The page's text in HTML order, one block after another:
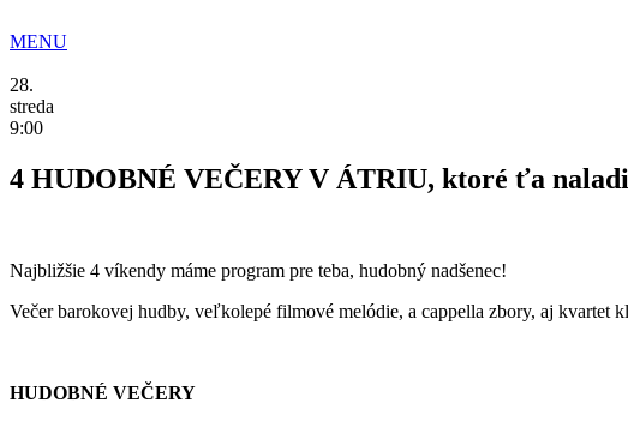
na
MENU
28.
streda
9:00
4 HUDOBNÉ VEČERY V ÁTRIU, ktoré ťa
Najbližšie 4 víkendy máme program pre teba, hudobný nadšenec!
Večer barokovej hudby, veľkolepé filmové melódie, a cappella zbory, aj kvartet
HUDOBNÉ VEČERY